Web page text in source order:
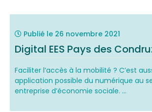
Publié le 26 novembre 2021
Digital EES Pays des
Faciliter l’accès à la mobilité ? C’est
application possible du numérique au
entreprise d’économie sociale. ...